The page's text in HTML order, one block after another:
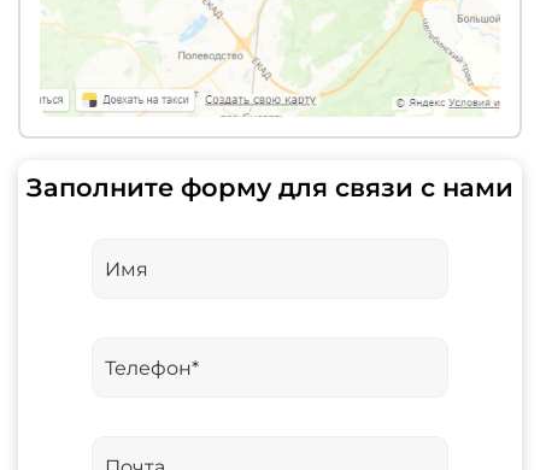
Заполните форму для связи с нами